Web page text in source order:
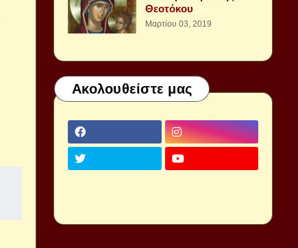
Θεοτόκου
Μαρτίου 03, 2019
Ακολουθείστε μας